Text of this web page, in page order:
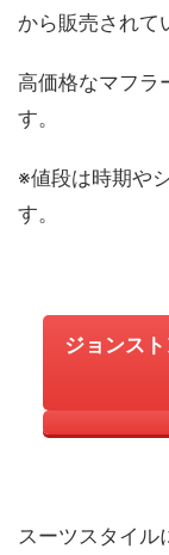
から販売されて
高価格なマフラ
す。
※値段は時期や
す。
ジョンス
スーツスタイル